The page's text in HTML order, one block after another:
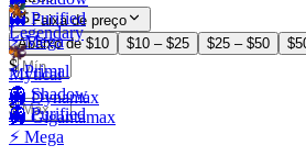
👻 Purified
⚡ Mega
⚡ Primal
🐲 Dynamax
🐲 Gigantamax
Legendary
Mytical
👻 Shadow
👻 Purified
⚡ Mega
Faixa de preço
Abaixo de $10
$10 – $25 $25 – $50
$
–
$